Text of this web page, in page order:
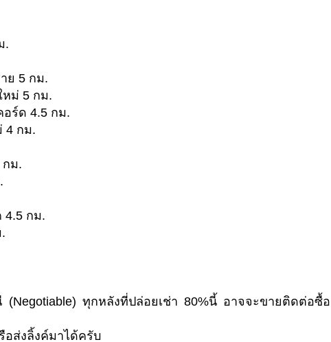
.
ย 5 กม.
หม่ 5 กม.
ร์ด 4.5 กม.
4 กม.
กม.
4.5 กม.
(Negotiable) ทุกหลังที่ปล่อยเช่า 80%นี้ อาจจะขายติดต่อซื้อ
ส่งลิ้งค์มาได้ครับ